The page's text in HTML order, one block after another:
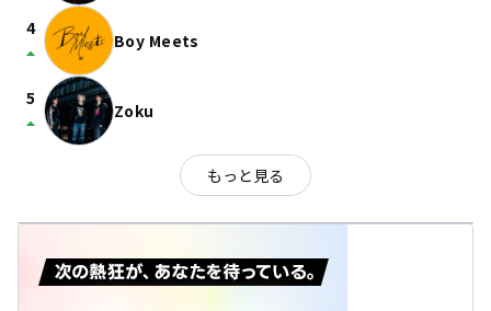
4
arrow_drop_up Boy Meets
5
arrow_drop_up Zoku
もっと見る